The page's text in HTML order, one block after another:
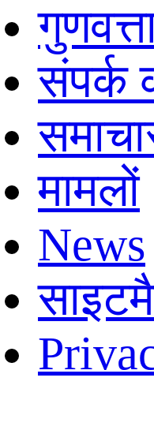
संपर्क
मामलों
News